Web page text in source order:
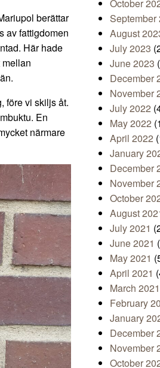
berättar
av fattigdomen
Här hade
före vi skiljs åt.
En
närmare
October
September
August
July 2023
June 2023
December
November
July 2022
May 2022
April 2022
January
December
November
October
August
July 2021
June 2021
May 2021
April 2021
March 2021
February
January
December
November
October